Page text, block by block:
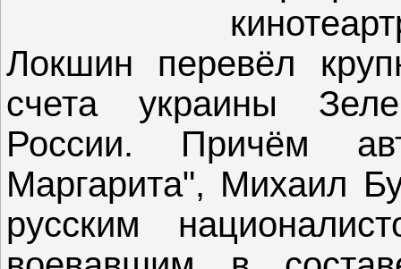
Локшин перевёл
счета украины
России. Причём
Маргарита", Михаил
русским